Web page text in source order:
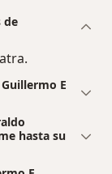
de
E
hasta su